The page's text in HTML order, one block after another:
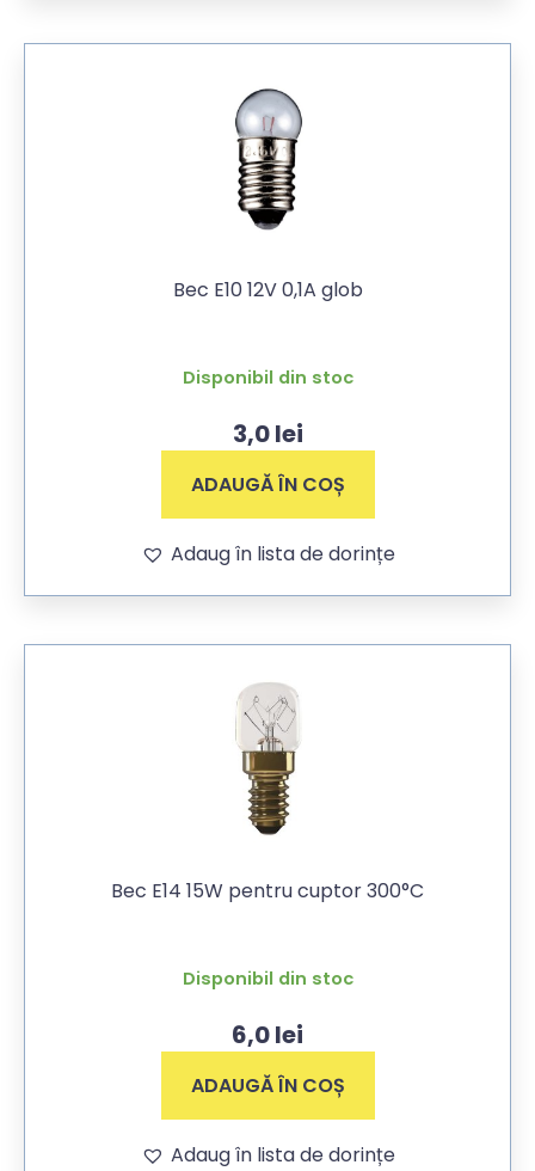
Bec E10 12V 0,1A glob
Disponibil din stoc
3,0lei
ADAUGĂ ÎN COȘ
Adaug în lista de dorințe
Bec E14 15W pentru cuptor 300°C
Disponibil din stoc
6,0lei
ADAUGĂ ÎN COȘ
Adaug în lista de dorințe